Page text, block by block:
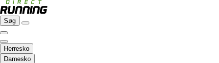
Søg
Herresko
Damesko